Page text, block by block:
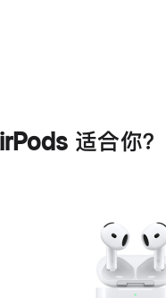
适合你？